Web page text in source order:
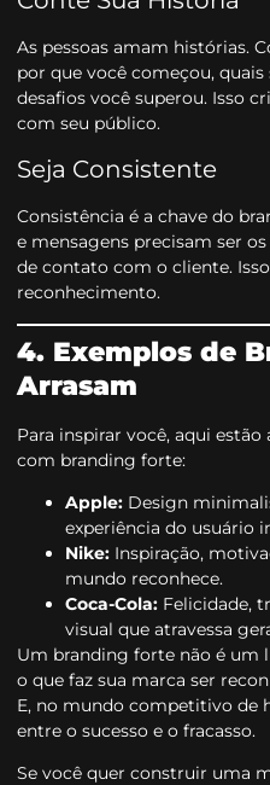
As pessoas amam histórias.
por que você começou, quais
desafios você superou. Isso
com seu público.
Seja Consistente
Consistência é a chave do
e mensagens precisam ser
de contato com o cliente.
reconhecimento.
4. Exemplos de
Arrasam
Para inspirar você, aqui
com branding forte:
Apple: Design
experiência do usuário
Nike: Inspiração,
mundo reconhece.
Coca-Cola: Felicidade,
visual que atravessa
Um branding forte não é um
o que faz sua marca ser
E, no mundo competitivo de
entre o sucesso e o fracasso.
Se você quer construir uma